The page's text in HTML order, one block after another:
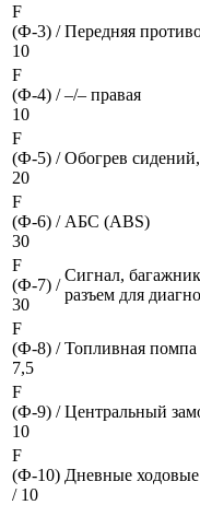
F
(Ф-3) /
10
Передняя
F
(Ф-4) /
10
–/– правая
F
(Ф-5) /
20
Обогрев
F
(Ф-6) /
30
АБС (ABS)
F
(Ф-7) /
30
Сигнал,
разъем для
F
(Ф-8) /
7,5
Топливная помпа
F
(Ф-9) /
10
Центральный
F
(Ф-10)
/ 10
Дневные